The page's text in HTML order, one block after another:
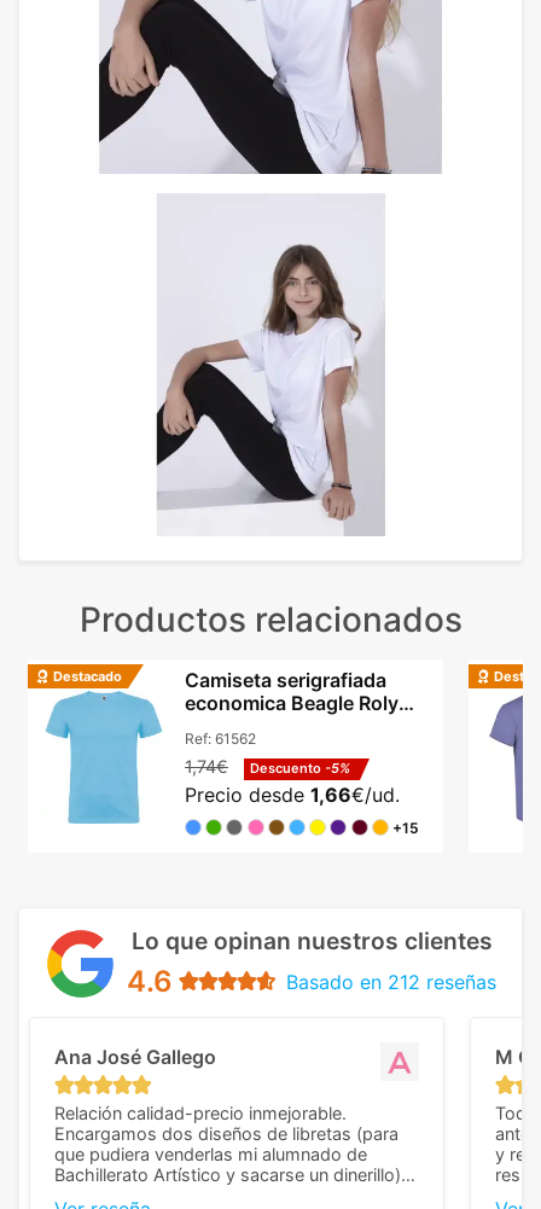
Productos relacionados
Destacado
Camiseta serigrafiada
economica Beagle Roly
Ref: 61562
1,74€ Descuento -5%
Precio desde 1,66€/ud.
+15
Lo que opinan nuestros clientes
4.6 Basado en 212 reseñas
Ana José Gallego
Relación calidad-precio inmejorable.
Encargamos dos diseños de libretas (para
que pudiera venderlas mi alumnado de
Bachillerato Artístico y sacarse un dinerillo) y
M C
Todo
y